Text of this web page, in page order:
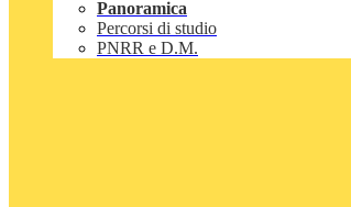
Panoramica
Percorsi di studio
PNRR e D.M.